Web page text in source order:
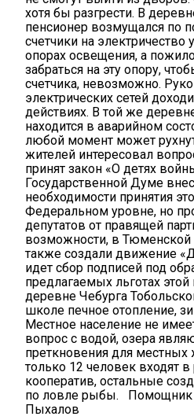
хотя бы разгрести. В
пенсионер возмущался по
счетчики на электричество
опорах освещения, а
забраться на эту опору,
счетчика, невозможно.
электрических сетей
действиях. В той же
находится в аварийном
любой момент может
жителей интересовал
принят закон «О детях
Государственной Думе
необходимости принятия
Федеральном уровне, но
депутатов от правящей
возможности, в Тюменской
также создали движение
идет сбор подписей под
предлагаемых льготах
деревне Чебурга
школе печное отопление,
Местное население не
вопрос с водой, озера
преткновения для местных
только 12 человек входят
кооператив, остальные
по ловле рыбы. Помощник
Пыхалов